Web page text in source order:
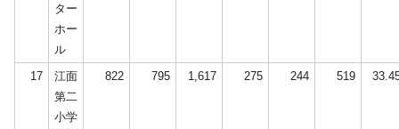
ター
ホー
ル
17
江面
第二
小学
822 795 1,617 275 244 519